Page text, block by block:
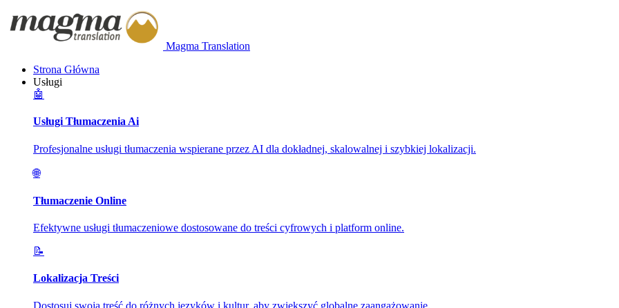
Magma Translation
Strona Główna
Usługi
🤖
Usługi Tłumaczenia Ai
Profesjonalne usługi tłumaczenia wspierane przez AI dla dokładnej, skalowalnej i szybkiej lokalizacji.
🌐
Tłumaczenie Online
Efektywne usługi tłumaczeniowe dostosowane do treści cyfrowych i platform online.
📝
Lokalizacja Treści
Dostosuj swoją treść do różnych języków i kultur, aby zwiększyć globalne zaangażowanie.